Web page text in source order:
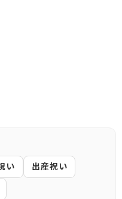
い
出産祝い